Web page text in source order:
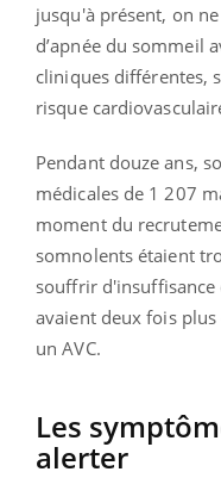
jusqu'à présent, on
d’apnée du sommeil
cliniques différentes,
risque
Pendant douze ans,
médicales de 1 207
moment du
somnolents étaient
souffrir d'insuffisance
avaient deux fois
un AVC.
Les
alerter